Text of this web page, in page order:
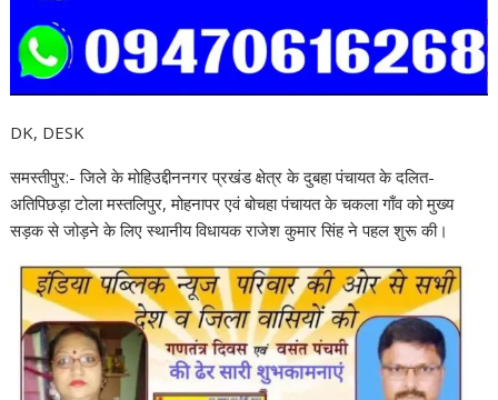
DK, DESK
समस्तीपुर:- जिले के मोहिउद्दीननगर प्रखंड क्षेत्र के दुबहा पंचायत के दलित-
अतिपिछड़ा टोला मस्तलिपुर, मोहनापर एवं बोचहा पंचायत के चकला गाँव को मुख्य
सड़क से जोड़ने के लिए स्थानीय विधायक राजेश कुमार सिंह ने पहल शुरू की।